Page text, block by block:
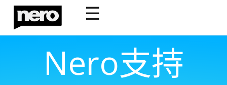
☰
Nero支持